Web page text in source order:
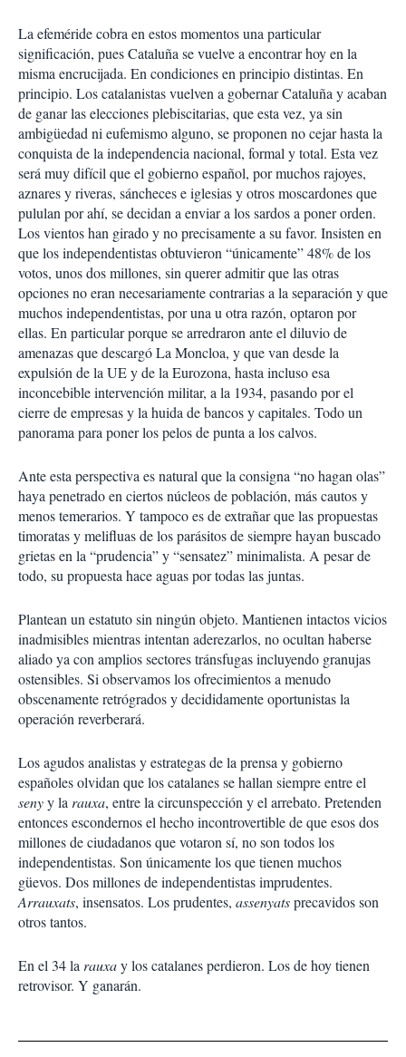
La efeméride cobra en estos momentos una particular
significación, pues Cataluña se vuelve a encontrar hoy en la
misma encrucijada. En condiciones en principio distintas. En
principio. Los catalanistas vuelven a gobernar Cataluña y acaban
de ganar las elecciones plebiscitarias, que esta vez, ya sin
ambigüedad ni eufemismo alguno, se proponen no cejar hasta la
conquista de la independencia nacional, formal y total. Esta vez
será muy difícil que el gobierno español, por muchos rajoyes,
aznares y riveras, sáncheces e iglesias y otros moscardones que
pululan por ahí, se decidan a enviar a los sardos a poner orden.
Los vientos han girado y no precisamente a su favor. Insisten en
que los independentistas obtuvieron “únicamente” 48% de los
votos, unos dos millones, sin querer admitir que las otras
opciones no eran necesariamente contrarias a la separación y que
muchos independentistas, por una u otra razón, optaron por
ellas. En particular porque se arredraron ante el diluvio de
amenazas que descargó La Moncloa, y que van desde la
expulsión de la UE y de la Eurozona, hasta incluso esa
inconcebible intervención militar, a la 1934, pasando por el
cierre de empresas y la huida de bancos y capitales. Todo un
panorama para poner los pelos de punta a los calvos.
Ante esta perspectiva es natural que la consigna “no hagan olas”
haya penetrado en ciertos núcleos de población, más cautos y
menos temerarios. Y tampoco es de extrañar que las propuestas
timoratas y melifluas de los parásitos de siempre hayan buscado
grietas en la “prudencia” y “sensatez” minimalista. A pesar de
todo, su propuesta hace aguas por todas las juntas.
Plantean un estatuto sin ningún objeto. Mantienen intactos vicios
inadmisibles mientras intentan aderezarlos, no ocultan haberse
aliado ya con amplios sectores tránsfugas incluyendo granujas
ostensibles. Si observamos los ofrecimientos a menudo
obscenamente retrógrados y decididamente oportunistas la
operación reverberará.
Los agudos analistas y estrategas de la prensa y gobierno
españoles olvidan que los catalanes se hallan siempre entre el
senyy la rauxa, entre la circunspección y el arrebato. Pretenden
entonces escondernos el hecho incontrovertible de que esos dos
millones de ciudadanos que votaron sí, no son todos los
independentistas. Son únicamente los que tienen muchos
güevos. Dos millones de independentistas imprudentes.
Arrauxats, insensatos. Los prudentes, assenyatsprecavidos son
otros tantos.
En el 34 la rauxay los catalanes perdieron. Los de hoy tienen
retrovisor. Y ganarán.